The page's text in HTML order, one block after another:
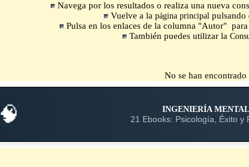
Navega por los resultados o realiza una nueva
Vuelve a la página principal pulsando
Pulsa en los enlaces de la columna "Autor" para
También puedes utilizar la
No se han encontrado
🧠 INGENIERÍA MENTAL
21 Ebooks: Psicología, Éxito y